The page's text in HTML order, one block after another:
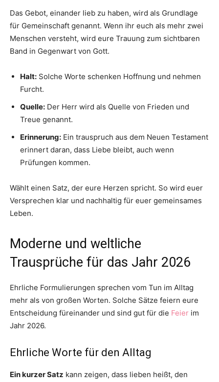
Das Gebot, einander lieb zu haben, wird als Grundlage
für Gemeinschaft genannt. Wenn ihr euch als mehr zwei
Menschen versteht, wird eure Trauung zum sichtbaren
Band in Gegenwart von Gott.
Halt: Solche Worte schenken Hoffnung und nehmen
Furcht.
Quelle: Der Herr wird als Quelle von Frieden und
Treue genannt.
Erinnerung: Ein trauspruch aus dem Neuen Testament
erinnert daran, dass Liebe bleibt, auch wenn
Prüfungen kommen.
Wählt einen Satz, der eure Herzen spricht. So wird euer
Versprechen klar und nachhaltig für euer gemeinsames
Leben.
Moderne und weltliche
Trausprüche für das Jahr 2026
Ehrliche Formulierungen sprechen vom Tun im Alltag
mehr als von großen Worten. Solche Sätze feiern eure
Entscheidung füreinander und sind gut für die Feier im
Jahr 2026.
Ehrliche Worte für den Alltag
Ein kurzer Satz kann zeigen, dass lieben heißt, den